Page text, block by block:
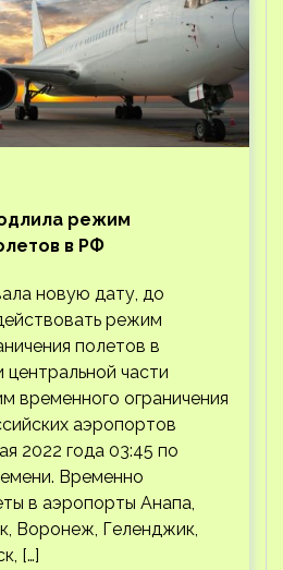
режим
в РФ
новую дату, до
режим
полетов в
части
ограничения
аэропортов
2022 года 03:45 по
Временно
в аэропорты Анапа,
Воронеж, Геленджик,
[…]